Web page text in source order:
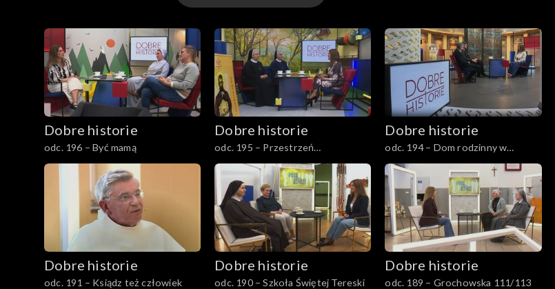
Odcinki
Dobre historie
odc. 196 – Być mamą
Dobre historie
odc. 195 – Przestrzeń
Opatrzności
Dobre historie
odc. 194 – Dom rodzinny w
Wadowicach
Dobre historie
odc. 191 – Ksiądz też człowiek
Dobre historie
odc. 190 – Szkoła Świętej Tereski
Dobre historie
odc. 189 – Grochowska 111/113